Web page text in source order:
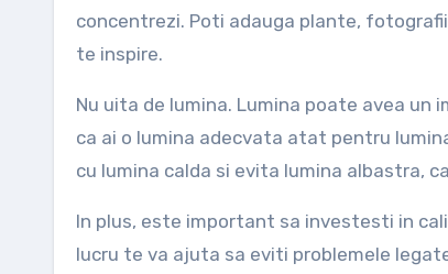
concentrezi. Poti adauga plante,
te inspire.
Nu uita de lumina. Lumina poate avea
ca ai o lumina adecvata atat pentru
cu lumina calda si evita lumina albastra,
In plus, este important sa investesti in
lucru te va ajuta sa eviti problemele